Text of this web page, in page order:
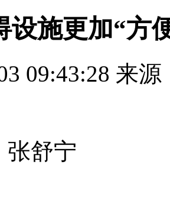
设施更加“方
09:43:28 来
舒宁